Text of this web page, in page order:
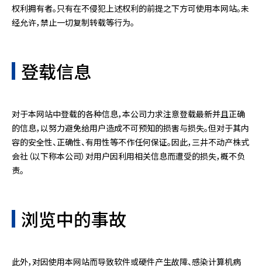
权利拥有者。只有在不侵犯上述权利的前提之下方可使用本网站。未
经允许，禁止一切复制转载等行为。
登载信息
对于本网站中登载的各种信息，本公司力求注意登载最新并且正确
的信息，以努力避免给用户造成不可预知的损害与损失。但对于其内
容的安全性、正确性、有用性等不作任何保证。因此，三井不动产株式
会社（以下称本公司）对用户因利用相关信息而遭受的损失，概不负
责。
浏览中的事故
此外，对因使用本网站而导致软件或硬件产生故障、感染计算机病